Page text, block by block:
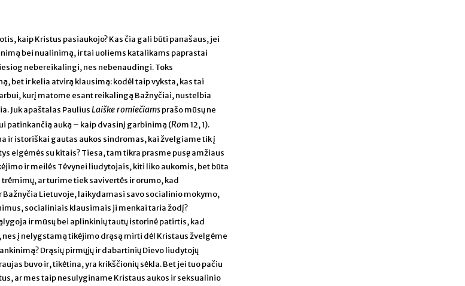
kaip Kristus pasiaukojo? Kas čia gali būti panašaus, jei
bei nualinimą, ir tai uoliems katalikams paprastai
nebereikalingi, nes nebenaudingi. Toks
bet ir kelia atvirą klausimą: kodėl taip vyksta, kas tai
kurį matome esant reikalingą Bažnyčiai, nustelbia
Juk apaštalas PauliusLaiške romiečiamsprašo mūsų ne
patinkančią auką – kaip dvasinį garbinimą (Rom 12, 1).
ir istoriškai gautas aukos sindromas, kai žvelgiame tik į
elgėmės su kitais? Tiesa, tam tikra prasme pusę amžiaus
ir meilės Tėvynei liudytojais, kiti liko aukomis, bet būta
ar turime tiek savivertės ir orumo, kad
Lietuvoje, laikydamasi savo socialinio mokymo,
socialiniais klausimais ji menkai taria žodį?
ir mūsų bei aplinkinių tautų istorinė patirtis, kad
, nes į nelygstamą tikėjimo drąsą mirti dėl Kristaus žvelgėme
Drąsių pirmųjų ir dabartinių Dievo liudytojų
buvo ir, tikėtina, yra krikščionių sėkla. Bet jei tuo pačiu
ar mes taip nesulyginame Kristaus aukos ir seksualinio